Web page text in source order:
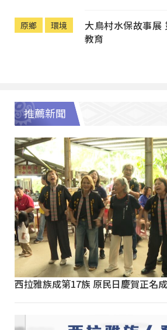
原鄉 環境
大鳥村水保故事展
教育
推薦新聞
西拉雅族成第17族 原民日慶賀正名